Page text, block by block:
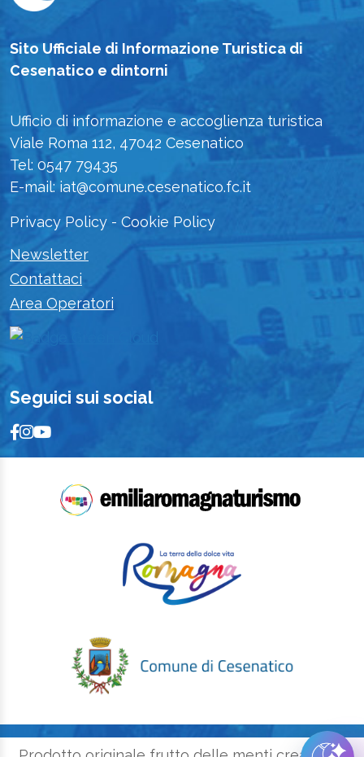
Sito Ufficiale di Informazione Turistica di
Cesenatico e dintorni
Ufficio di informazione e accoglienza turistica
Viale Roma 112, 47042 Cesenatico
Tel: 0547 79435
E-mail: iat@comune.cesenatico.fc.it
Privacy Policy - Cookie Policy
Newsletter
Contattaci
Area Operatori
Seguici sui social